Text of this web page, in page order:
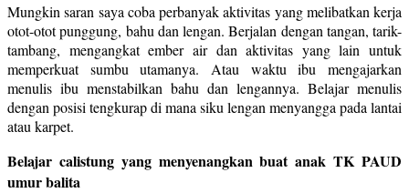
Mungkin saran saya coba perbanyak aktivitas yang melibatkan kerja
otot-otot punggung, bahu dan lengan. Berjalan dengan tangan, tarik-
tambang, mengangkat ember air dan aktivitas yang lain untuk
memperkuat sumbu utamanya. Atau waktu ibu mengajarkan
menulis ibu menstabilkan bahu dan lengannya. Belajar menulis
dengan posisi tengkurap di mana siku lengan menyangga pada lantai
atau karpet.
Belajar calistung yang menyenangkan buat anak TK PAUD
umur balita